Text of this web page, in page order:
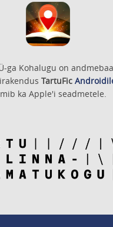
ga Kohalugu on
TartuFic
ka Apple'i seadmetele.